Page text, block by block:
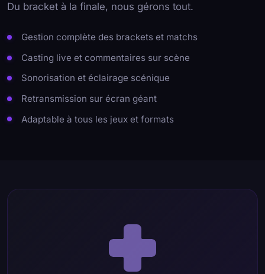
Du bracket à la finale, nous gérons tout.
Gestion complète des brackets et matchs
Casting live et commentaires sur scène
Sonorisation et éclairage scénique
Retransmission sur écran géant
Adaptable à tous les jeux et formats